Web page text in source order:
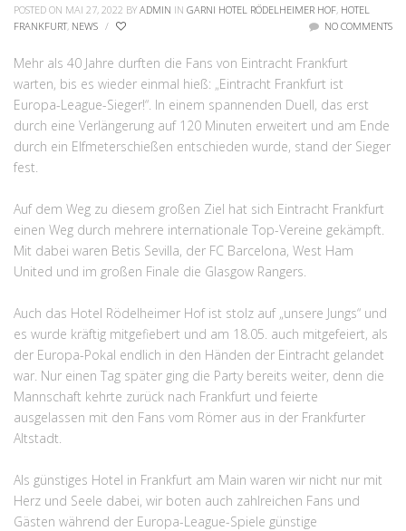
POSTED ON MAI 27, 2022 BY ADMIN IN GARNI HOTEL RÖDELHEIMER HOF, HOTEL
FRANKFURT, NEWS / NO COMMENTS
Mehr als 40 Jahre durften die Fans von Eintracht Frankfurt
warten, bis es wieder einmal hieß: „Eintracht Frankfurt ist
Europa-League-Sieger!“. In einem spannenden Duell, das erst
durch eine Verlängerung auf 120 Minuten erweitert und am Ende
durch ein Elfmeterschießen entschieden wurde, stand der Sieger
fest.
Auf dem Weg zu diesem großen Ziel hat sich Eintracht Frankfurt
einen Weg durch mehrere internationale Top-Vereine gekämpft.
Mit dabei waren Betis Sevilla, der FC Barcelona, West Ham
United und im großen Finale die Glasgow Rangers.
Auch das Hotel Rödelheimer Hof ist stolz auf „unsere Jungs“ und
es wurde kräftig mitgefiebert und am 18.05. auch mitgefeiert, als
der Europa-Pokal endlich in den Händen der Eintracht gelandet
war. Nur einen Tag später ging die Party bereits weiter, denn die
Mannschaft kehrte zurück nach Frankfurt und feierte
ausgelassen mit den Fans vom Römer aus in der Frankfurter
Altstadt.
Als günstiges Hotel in Frankfurt am Main waren wir nicht nur mit
Herz und Seele dabei, wir boten auch zahlreichen Fans und
Gästen während der Europa-League-Spiele günstige